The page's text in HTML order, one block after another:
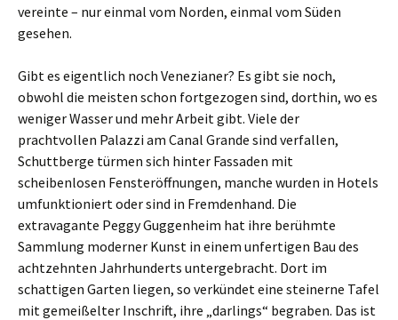
vereinte – nur einmal vom Norden, einmal vom Süden
gesehen.
Gibt es eigentlich noch Venezianer? Es gibt sie noch,
obwohl die meisten schon fortgezogen sind, dorthin, wo es
weniger Wasser und mehr Arbeit gibt. Viele der
prachtvollen Palazzi am Canal Grande sind verfallen,
Schuttberge türmen sich hinter Fassaden mit
scheibenlosen Fensteröffnungen, manche wurden in Hotels
umfunktioniert oder sind in Fremdenhand. Die
extravagante Peggy Guggenheim hat ihre berühmte
Sammlung moderner Kunst in einem unfertigen Bau des
achtzehnten Jahrhunderts untergebracht. Dort im
schattigen Garten liegen, so verkündet eine steinerne Tafel
mit gemeißelter Inschrift, ihre „darlings“ begraben. Das ist